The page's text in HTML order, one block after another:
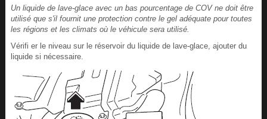
Un liquide de lave-glace avec un bas pourcentage de COV ne doit être
utilisé que s'il fournit une protection contre le gel adéquate pour toutes
les régions et les climats où le véhicule sera utilisé.
Vérifi er le niveau sur le réservoir du liquide de lave-glace, ajouter du
liquide si nécessaire.